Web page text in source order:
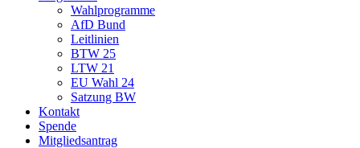
Wahlprogramme
AfD Bund
Leitlinien
BTW 25
LTW 21
EU Wahl 24
Satzung BW
Kontakt
Spende
Mitgliedsantrag